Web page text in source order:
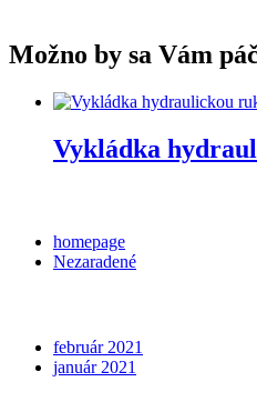
Možno by sa Vám
Vykládka
homepage
Nezaradené
február 2021
január 2021